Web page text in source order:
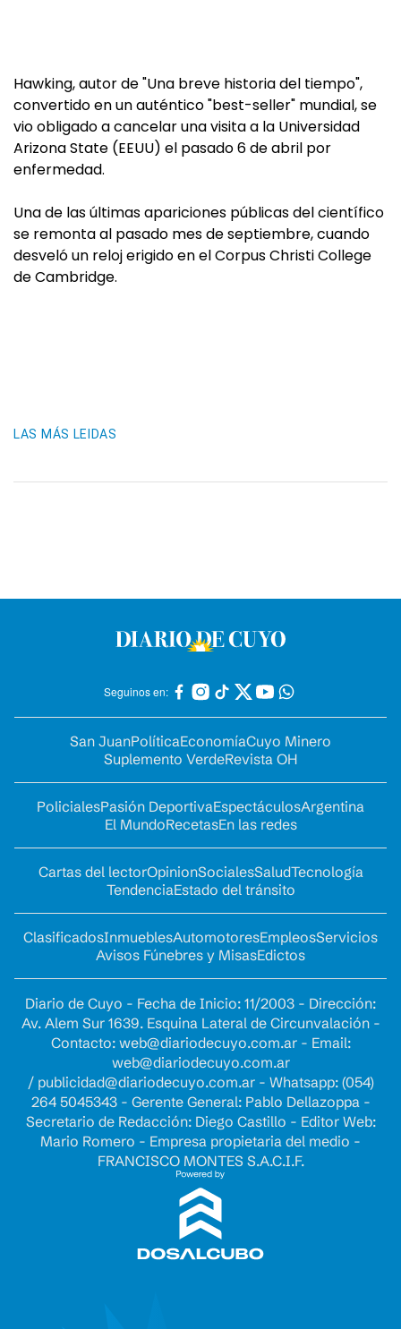
Hawking, autor de "Una breve historia del tiempo",
convertido en un auténtico "best-seller" mundial, se
vio obligado a cancelar una visita a la Universidad
Arizona State (EEUU) el pasado 6 de abril por
enfermedad.
Una de las últimas apariciones públicas del científico
se remonta al pasado mes de septiembre, cuando
desveló un reloj erigido en el Corpus Christi College
de Cambridge.
LAS MÁS LEIDAS
Seguinos en:
San JuanPolíticaEconomíaCuyo Minero
Suplemento VerdeRevista OH
PolicialesPasión DeportivaEspectáculosArgentina
El MundoRecetasEn las redes
Cartas del lectorOpinionSocialesSaludTecnología
TendenciaEstado del tránsito
ClasificadosInmueblesAutomotoresEmpleosServicios
Avisos Fúnebres y MisasEdictos
Diario de Cuyo - Fecha de Inicio: 11/2003 - Dirección:
Av. Alem Sur 1639. Esquina Lateral de Circunvalación -
Contacto: web@diariodecuyo.com.ar- Email:
web@diariodecuyo.com.ar
/ publicidad@diariodecuyo.com.ar- Whatsapp: (054)
264 5045343 - Gerente General: Pablo Dellazoppa -
Secretario de Redacción: Diego Castillo - Editor Web:
Mario Romero - Empresa propietaria del medio -
FRANCISCO MONTES S.A.C.I.F.